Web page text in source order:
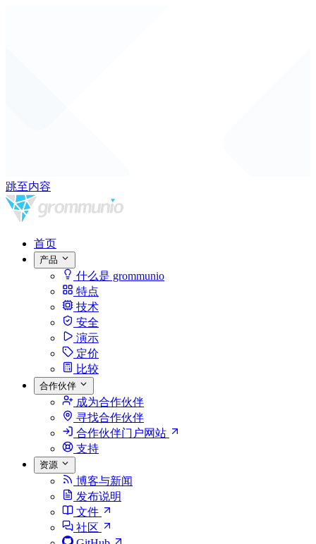
跳至内容
首页
产品
什么是 grommunio
特点
技术
安全
演示
定价
比较
合作伙伴
成为合作伙伴
寻找合作伙伴
合作伙伴门户网站
支持
资源
博客与新闻
发布说明
文件
社区